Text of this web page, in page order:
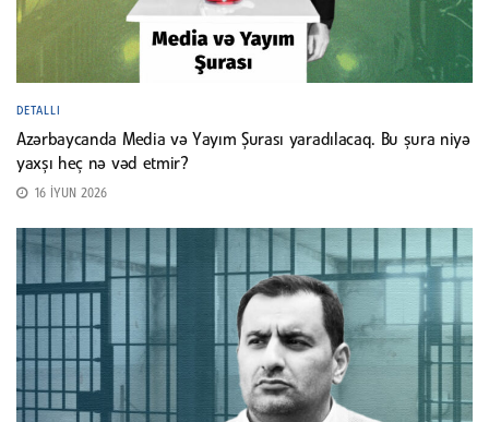
DETALLI
Azərbaycanda Media və Yayım Şurası yaradılacaq. Bu şura niyə
yaxşı heç nə vəd etmir?
16 İYUN 2026